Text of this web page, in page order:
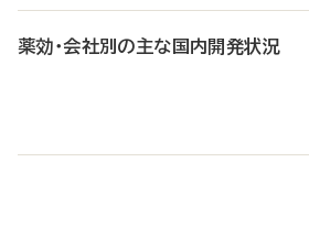
薬効・会社別の主な国内開発状況